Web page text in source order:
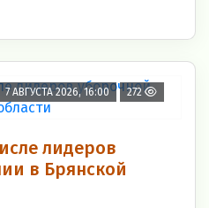
7 АВГУСТА 2026, 16:00 272
лидеров
в Брянской